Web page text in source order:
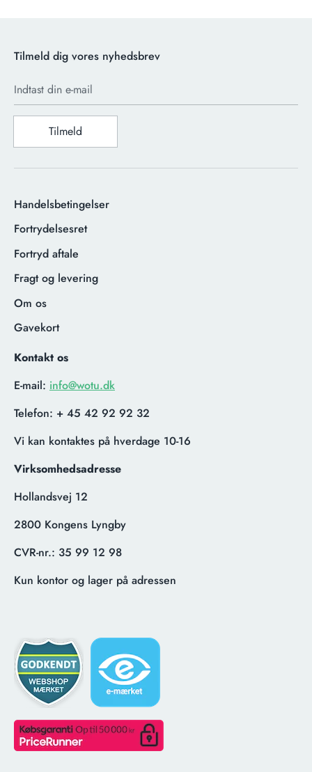
Tilmeld dig vores nyhedsbrev
Indtast din e-mail
Tilmeld
Handelsbetingelser
Fortrydelsesret
Fortryd aftale
Fragt og levering
Om os
Gavekort
Kontakt os
E-mail: info@wotu.dk
Telefon: + 45 42 92 92 32
Vi kan kontaktes på hverdage 10-16
Virksomhedsadresse
Hollandsvej 12
2800 Kongens Lyngby
CVR-nr.: 35 99 12 98
Kun kontor og lager på adressen